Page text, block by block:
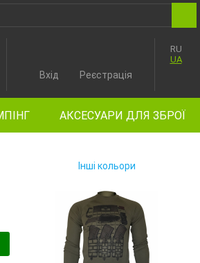
RU
UA
Вхід Реєстрація
АКСЕСУАРИ ДЛЯ ЗБРОЇ
Інші кольори